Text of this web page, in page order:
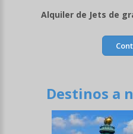
Alquiler de Jets de
Destinos a